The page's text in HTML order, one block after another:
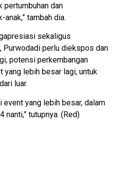
pertumbuhan dan
tambah dia.
sekaligus
Purwodadi perlu diekspos dan
potensi perkembangan
yang lebih besar lagi, untuk
luar.
event yang lebih besar, dalam
nanti,” tutupnya. (Red)